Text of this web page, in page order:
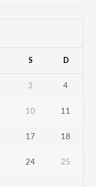
S D
3 4
10 11
17 18
24 25